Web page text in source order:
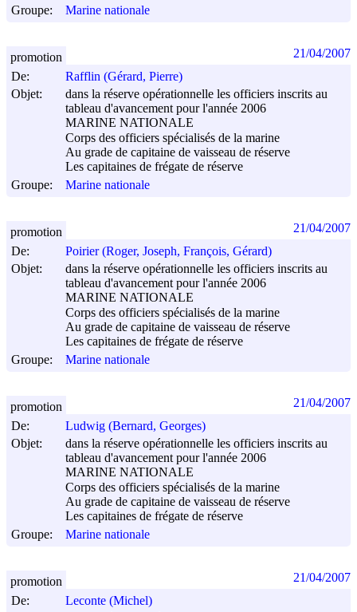
Groupe:
Marine nationale
De:
Rafflin (Gérard, Pierre)
Objet:
dans la réserve opérationnelle les officiers inscrits au
tableau d'avancement pour l'année 2006
MARINE NATIONALE
Corps des officiers spécialisés de la marine
Au grade de capitaine de vaisseau de réserve
Les capitaines de frégate de réserve
Groupe:
Marine nationale
promotion 21/04/2007
De:
Poirier (Roger, Joseph, François, Gérard)
Objet:
dans la réserve opérationnelle les officiers inscrits au
tableau d'avancement pour l'année 2006
MARINE NATIONALE
Corps des officiers spécialisés de la marine
Au grade de capitaine de vaisseau de réserve
Les capitaines de frégate de réserve
Groupe:
Marine nationale
promotion 21/04/2007
De:
Ludwig (Bernard, Georges)
Objet:
dans la réserve opérationnelle les officiers inscrits au
tableau d'avancement pour l'année 2006
MARINE NATIONALE
Corps des officiers spécialisés de la marine
Au grade de capitaine de vaisseau de réserve
Les capitaines de frégate de réserve
Groupe:
Marine nationale
promotion 21/04/2007
De:
Leconte (Michel)
promotion 21/04/2007